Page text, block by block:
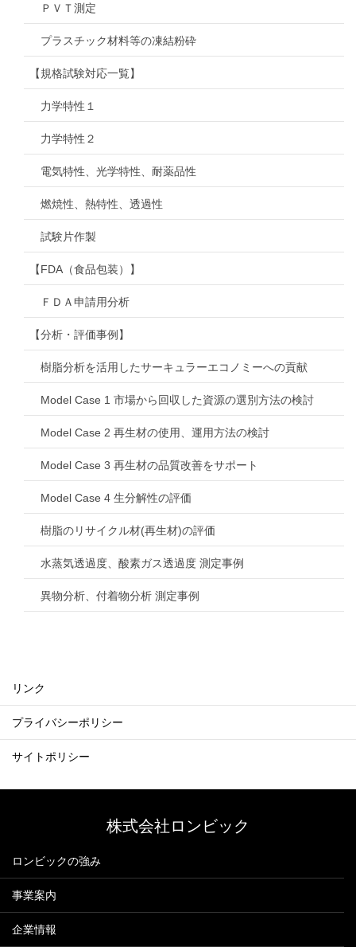
ＰＶＴ測定
プラスチック材料等の凍結粉砕
【規格試験対応一覧】
力学特性１
力学特性２
電気特性、光学特性、耐薬品性
燃焼性、熱特性、透過性
試験片作製
【FDA（食品包装）】
ＦＤＡ申請用分析
【分析・評価事例】
樹脂分析を活用したサーキュラーエコノミーへの貢献
Model Case 1 市場から回収した資源の選別方法の検討
Model Case 2 再生材の使用、運用方法の検討
Model Case 3 再生材の品質改善をサポート
Model Case 4 生分解性の評価
樹脂のリサイクル材(再生材)の評価
水蒸気透過度、酸素ガス透過度 測定事例
異物分析、付着物分析 測定事例
リンク
プライバシーポリシー
サイトポリシー
株式会社ロンビック
ロンビックの強み
事業案内
企業情報